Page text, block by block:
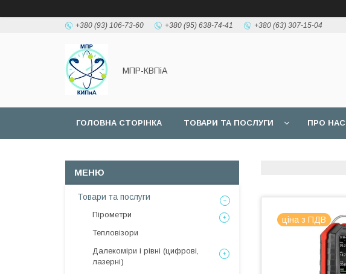
+380 (93) 106-73-60 +380 (95) 638-74-41 +380 (63) 307-15-04
МПР-КВПіА
ГОЛОВНА СТОРІНКА ТОВАРИ ТА ПОСЛУГИ ПРО НАС
ціна з ПДВ
Товари та послуги
Пірометри
Тепловізори
Далекоміри і рівні (цифрові,
лазерні)